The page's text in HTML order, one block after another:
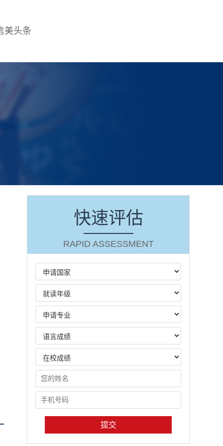
美头条
快速评估
RAPID ASSESSMENT
提交